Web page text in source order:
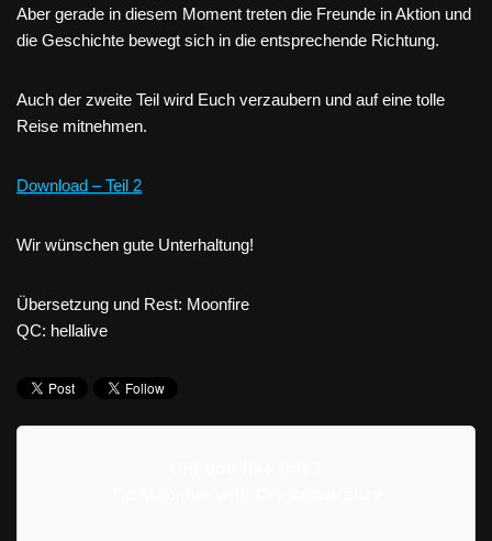
Aber gerade in diesem Moment treten die Freunde in Aktion und
die Geschichte bewegt sich in die entsprechende Richtung.
Auch der zweite Teil wird Euch verzaubern und auf eine tolle
Reise mitnehmen.
Download – Teil 2
Wir wünschen gute Unterhaltung!
Übersetzung und Rest: Moonfire
QC: hellalive